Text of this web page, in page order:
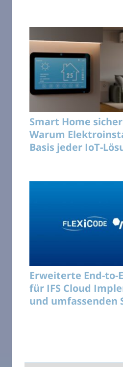
Smart Home
Warum
Basis jeder IoT-
Erweiterte End-to-
für IFS Cloud
und umfassenden